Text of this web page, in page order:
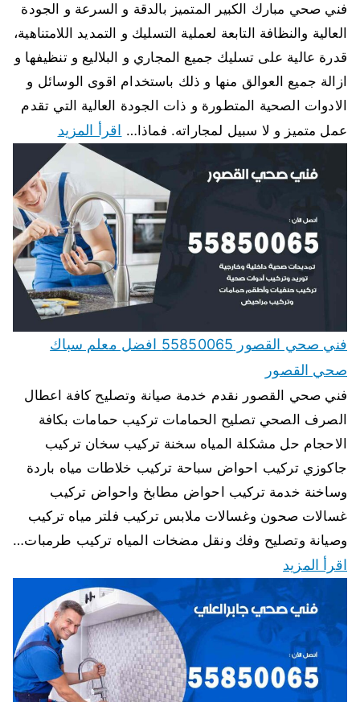
فني صحي مبارك الكبير المتميز بالدقة و السرعة و الجودة
العالية والنظافة التابعة لعملية التسليك و التمديد اللامتناهية،
قدرة عالية على تسليك جميع المجاري و البلاليع و تنظيفها و
ازالة جميع العوالق منها و ذلك باستخدام اقوى الوسائل و
الادوات الصحية المتطورة و ذات الجودة العالية التي تقدم
عمل متميز و لا سبيل لمجاراته. فماذا… اقرأ المزيد
فني صحي القصور 55850065 افضل معلم سباك
صحي القصور
فني صحي القصور نقدم خدمة صيانة وتصليح كافة اعطال
الصرف الصحي تصليح الحمامات تركيب حمامات بكافة
الاحجام حل مشكلة المياه سخنة تركيب سخان تركيب
جاكوزي تركيب احواض سباحة تركيب خلاطات مياه باردة
وساخنة خدمة تركيب احواض مطابخ واحواض تركيب
غسالات صحون وغسالات ملابس تركيب فلتر مياه تركيب
وصيانة وتصليح وفك ونقل مضخات المياه تركيب طرمبات…
اقرأ المزيد